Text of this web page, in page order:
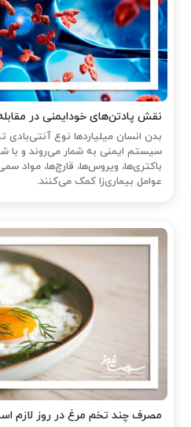
نقش پادتن‌های خودایمنی در
بدن انسان میلیاردها نوع
سیستم ایمنی به شمار می‌روند و با
باکتری‌ها، ویروس‌ها، قارچ‌ها، مواد
عوامل بیماری‌زا کمک می‌کنند.
مصرف چند تخم مرغ در روز لازم